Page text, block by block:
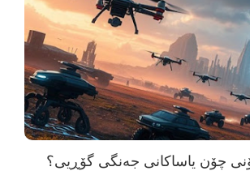
چۆن یاساکانی جەنگی گۆڕیی؟